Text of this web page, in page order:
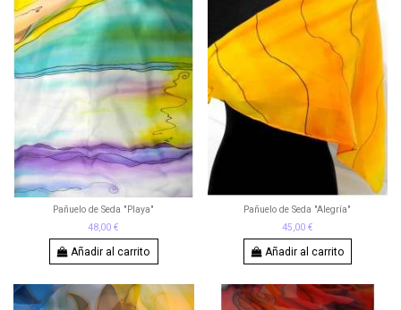
Pañuelo de Seda "Playa"
48,00 €
Añadir al carrito
Pañuelo de Seda "Alegría"
45,00 €
Añadir al carrito